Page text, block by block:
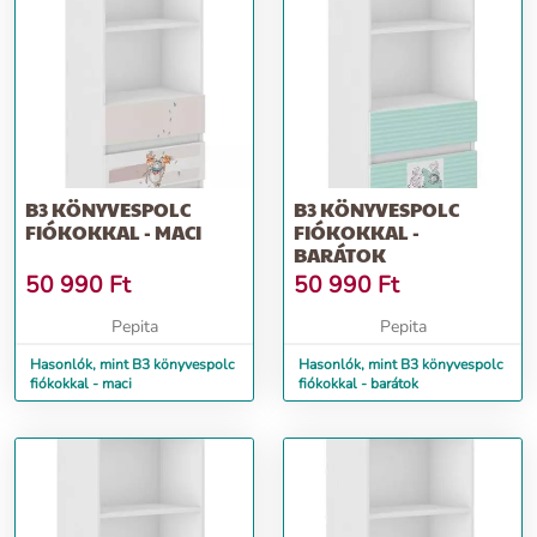
B3 KÖNYVESPOLC
FIÓKOKKAL - MACI
50 990 Ft
Pepita
Hasonlók, mint B3 könyvespolc
fiókokkal - maci
B3 KÖNYVESPOLC
FIÓKOKKAL -
BARÁTOK
50 990 Ft
Pepita
Hasonlók, mint B3 könyvespolc
fiókokkal - barátok